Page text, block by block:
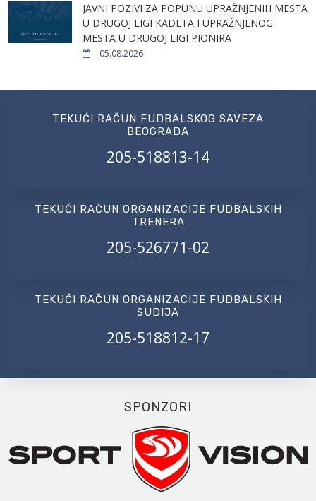
JAVNI POZIVI ZA POPUNU UPRAŽNJENIH MESTA
U DRUGOJ LIGI KADETA I UPRAŽNJENOG
MESTA U DRUGOJ LIGI PIONIRA
05.08.2026
TEKUĆI RAČUN FUDBALSKOG SAVEZA
BEOGRADA
205-518813-14
TEKUĆI RAČUN ORGANIZACIJE FUDBALSKIH
TRENERA
205-526771-02
TEKUĆI RAČUN ORGANIZACIJE FUDBALSKIH
SUDIJA
205-518812-17
SPONZORI